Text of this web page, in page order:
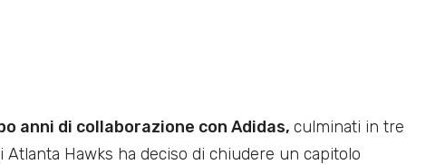
anni di collaborazione con Adidas, culminati in tre
Atlanta Hawks ha deciso di chiudere un capitolo